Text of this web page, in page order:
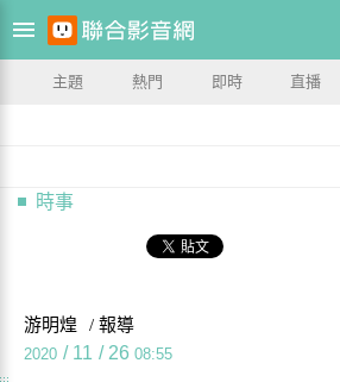
主題 熱門 即時 直播
時事
游明煌 / 報導
2020 / 11 / 26 08:55